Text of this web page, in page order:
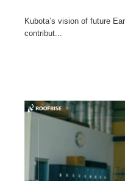
Kubota’s vision of future
contribut...